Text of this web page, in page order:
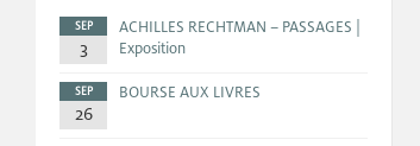
SEP
3
ACHILLES RECHTMAN – PASSAGES |
Exposition
SEP
26
BOURSE AUX LIVRES